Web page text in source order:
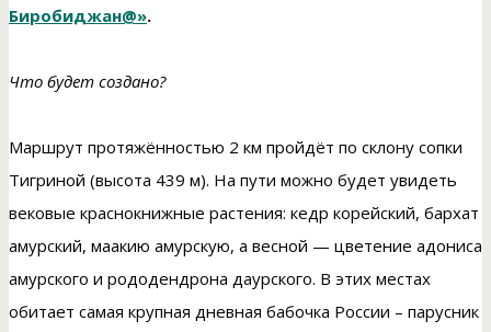
Биробиджан@».
Что будет создано?
Маршрут протяжённостью 2 км пройдёт по склону сопки
Тигриной (высота 439 м). На пути можно будет увидеть
вековые краснокнижные растения: кедр корейский, бархат
амурский, маакию амурскую, а весной — цветение адониса
амурского и рододендрона даурского. В этих местах
обитает самая крупная дневная бабочка России – парусник